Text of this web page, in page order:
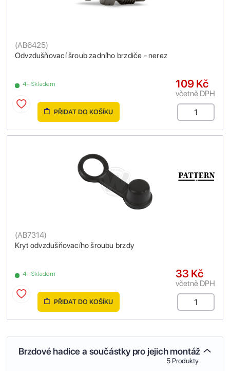
Odvzdušňovací šroub zadního brzdiče - nerez
(AB6425)
4+ Skladem 109 Kč
včetně DPH
PŘIDAT DO KOŠÍKU
Kryt odvzdušňovacího šroubu brzdy
(AB7314)
4+ Skladem 33 Kč
včetně DPH
PŘIDAT DO KOŠÍKU
Brzdové hadice a součástky pro jejich montáž
5 Produkty